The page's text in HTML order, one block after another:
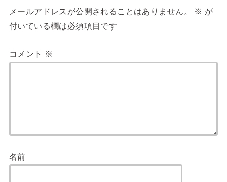
メールアドレスが公開されることはありません。 ※ が
付いている欄は必須項目です
コメント ※
名前